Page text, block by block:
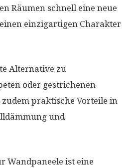
Räumen schnell eine neue
einzigartigen Charakter
Alternative zu
oder gestrichenen
praktische Vorteile in
und
Wandpaneele ist eine